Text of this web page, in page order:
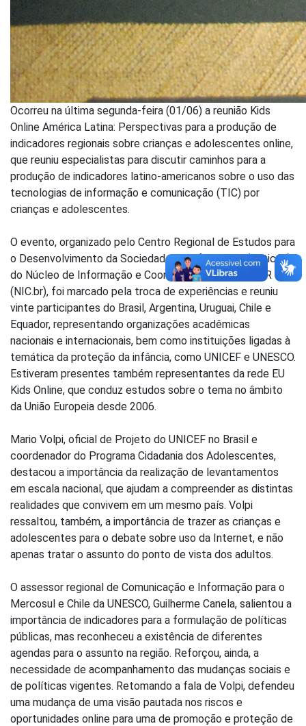
Ocorreu na última segunda-feira (01/06) a reunião Kids
Online América Latina: Perspectivas para a produção de
indicadores regionais sobre crianças e adolescentes online,
que reuniu especialistas para discutir caminhos para a
produção de indicadores latino-americanos sobre o uso das
tecnologias de informação e comunicação (TIC) por
crianças e adolescentes.
O evento, organizado pelo Centro Regional de Estudos para
o Desenvolvimento da Sociedade da Informação (Cetic.br),
do Núcleo de Informação e Coordenação do Ponto BR
(NIC.br), foi marcado pela troca de experiências e reuniu
vinte participantes do Brasil, Argentina, Uruguai, Chile e
Equador, representando organizações acadêmicas
nacionais e internacionais, bem como instituições ligadas à
temática da proteção da infância, como UNICEF e UNESCO.
Estiveram presentes também representantes da rede EU
Kids Online, que conduz estudos sobre o tema no âmbito
da União Europeia desde 2006.
Mario Volpi, oficial de Projeto do UNICEF no Brasil e
coordenador do Programa Cidadania dos Adolescentes,
destacou a importância da realização de levantamentos
em escala nacional, que ajudam a compreender as distintas
realidades que convivem em um mesmo país. Volpi
ressaltou, também, a importância de trazer as crianças e
adolescentes para o debate sobre uso da Internet, e não
apenas tratar o assunto do ponto de vista dos adultos.
O assessor regional de Comunicação e Informação para o
Mercosul e Chile da UNESCO, Guilherme Canela, salientou a
importância de indicadores para a formulação de políticas
públicas, mas reconheceu a existência de diferentes
agendas para o assunto na região. Reforçou, ainda, a
necessidade de acompanhamento das mudanças sociais e
de políticas vigentes. Retomando a fala de Volpi, defendeu
uma mudança de uma visão pautada nos riscos e
oportunidades online para uma de promoção e proteção de